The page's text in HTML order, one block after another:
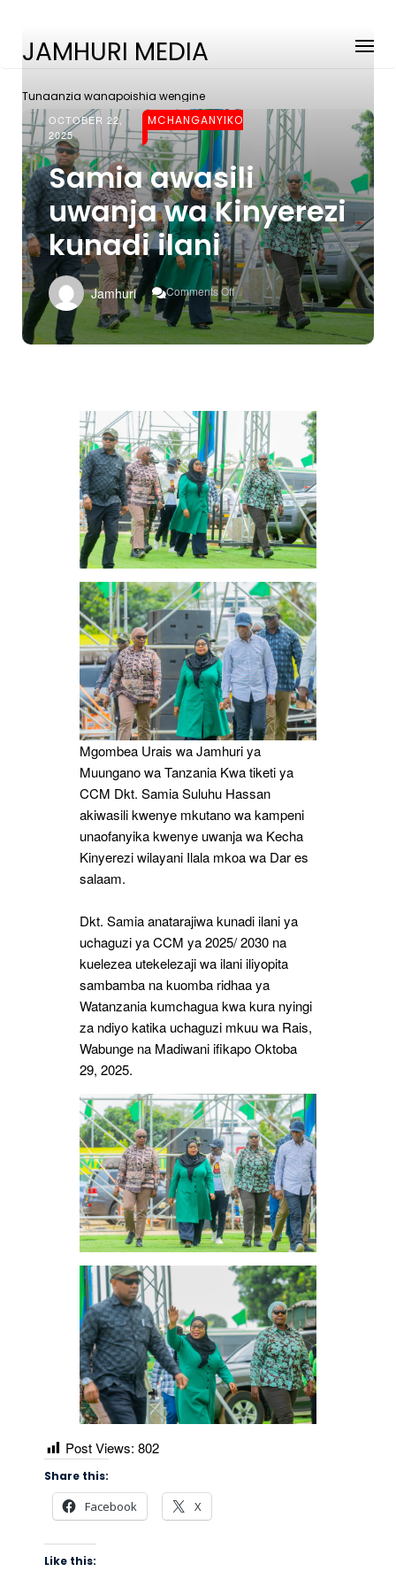
JAMHURI MEDIA
Tunaanzia wanapoishia wengine
OCTOBER 22,
2025
MCHANGANYIKO
Samia awasili
uwanja wa Kinyerezi
kunadi ilani
Jamhuri Comments Off
On
Samia
Awasili
Mgombea Urais wa Jamhuri ya
Muungano wa Tanzania Kwa tiketi ya
CCM Dkt. Samia Suluhu Hassan
akiwasili kwenye mkutano wa kampeni
unaofanyika kwenye uwanja wa Kecha
Kinyerezi wilayani Ilala mkoa wa Dar es
salaam.
Dkt. Samia anatarajiwa kunadi ilani ya
uchaguzi ya CCM ya 2025/ 2030 na
kuelezea utekelezaji wa ilani iliyopita
sambamba na kuomba ridhaa ya
Watanzania kumchagua kwa kura nyingi
za ndiyo katika uchaguzi mkuu wa Rais,
Wabunge na Madiwani ifikapo Oktoba
29, 2025.
Post Views: 802
Share this:
Facebook X
Like this: